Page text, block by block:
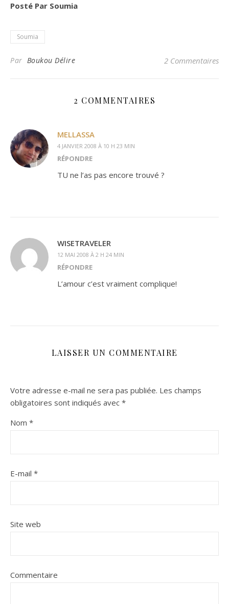
Posté Par Soumia
Soumia
Par Boukou Délire 2 Commentaires
2 COMMENTAIRES
MELLASSA
4 JANVIER 2008 À 10 H 23 MIN
RÉPONDRE
TU ne l’as pas encore trouvé ?
WISETRAVELER
12 MAI 2008 À 2 H 24 MIN
RÉPONDRE
L’amour c’est vraiment complique!
LAISSER UN COMMENTAIRE
Votre adresse e-mail ne sera pas publiée. Les champs
obligatoires sont indiqués avec *
Nom *
E-mail *
Site web
Commentaire